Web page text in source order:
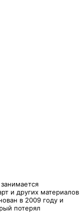
занимается
и других материалов
в 2009 году и
потерял